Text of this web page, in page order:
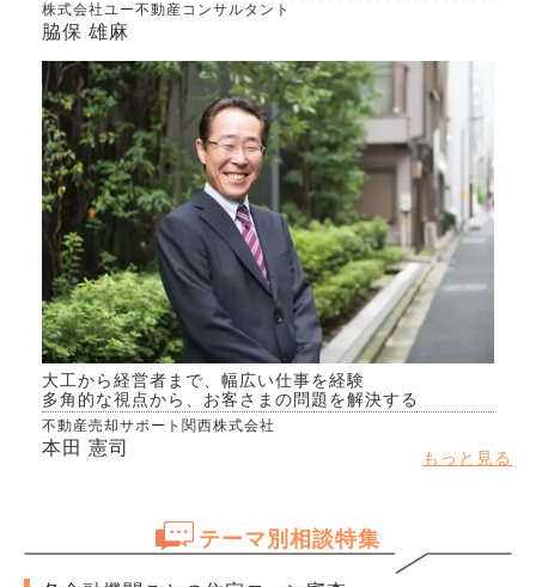
株式会社ユー不動産コンサルタント
脇保 雄麻
大工から経営者まで、幅広い仕事を経験
多角的な視点から、お客さまの問題を解決する
不動産売却サポート関西株式会社
本田 憲司 もっと見る
テーマ別相談特集